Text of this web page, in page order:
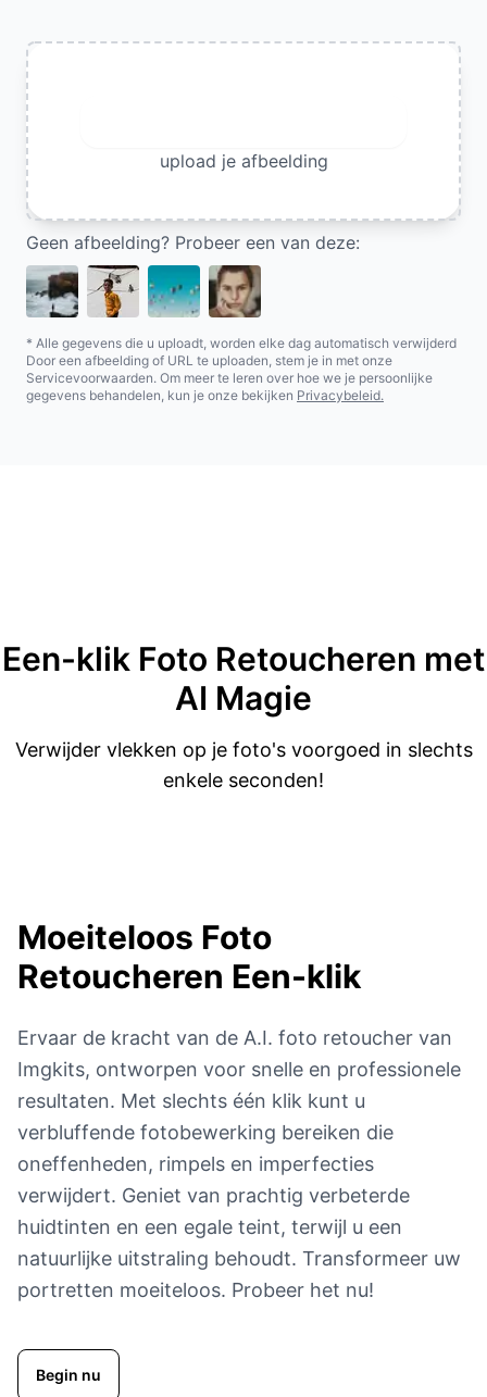
upload je afbeelding
Geen afbeelding? Probeer een van deze:
* Alle gegevens die u uploadt, worden elke dag automatisch verwijderd
Door een afbeelding of URL te uploaden, stem je in met onze
Servicevoorwaarden. Om meer te leren over hoe we je persoonlijke
gegevens behandelen, kun je onze bekijken Privacybeleid.
Een-klik Foto Retoucheren met
AI Magie
Verwijder vlekken op je foto's voorgoed in slechts
enkele seconden!
Moeiteloos Foto
Retoucheren Een-klik
Ervaar de kracht van de A.I. foto retoucher van
Imgkits, ontworpen voor snelle en professionele
resultaten. Met slechts één klik kunt u
verbluffende fotobewerking bereiken die
oneffenheden, rimpels en imperfecties
verwijdert. Geniet van prachtig verbeterde
huidtinten en een egale teint, terwijl u een
natuurlijke uitstraling behoudt. Transformeer uw
portretten moeiteloos. Probeer het nu!
Begin nu